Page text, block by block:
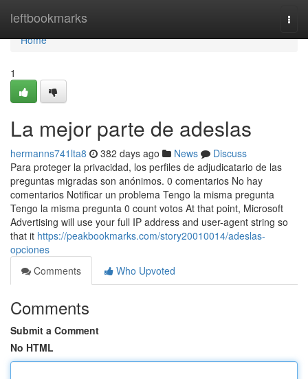
leftbookmarks
Home
Home
1
La mejor parte de adeslas
hermanns741lta8 382 days ago News
Discuss
Para proteger la privacidad, los perfiles de adjudicatario de las
preguntas migradas son anónimos. 0 comentarios No hay
comentarios Notificar un problema Tengo la misma pregunta
Tengo la misma pregunta 0 count votos At that point, Microsoft
Advertising will use your full IP address and user-agent string so
that it https://peakbookmarks.com/story20010014/adeslas-
opciones
Comments
Who Upvoted
Comments
Submit a Comment
No HTML